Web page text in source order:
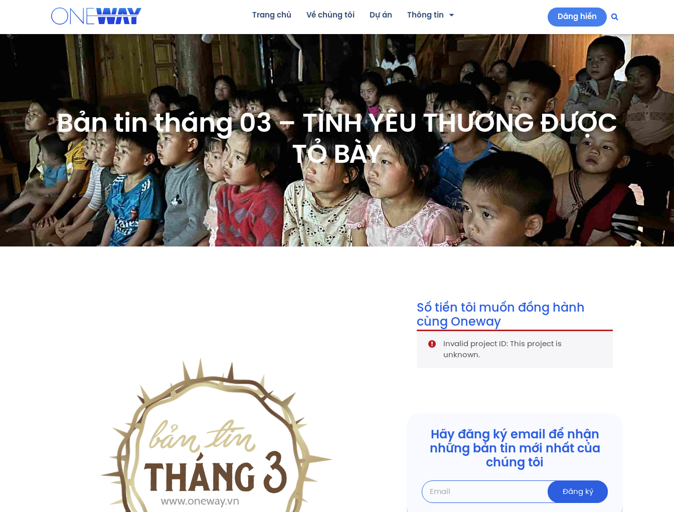
Trang chủ Về chúng tôi Dự án Thông tin Dâng hiến
Bản tin tháng 03 – TÌNH YÊU THƯƠNG ĐƯỢC
TỎ BÀY
Số tiền tôi muốn đồng hành
cùng Oneway
Invalid project ID: This project is
unknown.
Hãy đăng ký email để nhận
những bản tin mới nhất của
chúng tôi